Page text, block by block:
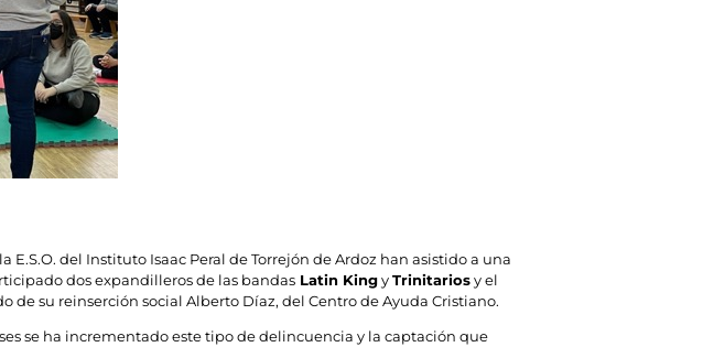
E.S.O. del Instituto Isaac Peral de Torrejón de Ardoz han asistido a una
dos expandilleros de las bandas Latin KingyTrinitariosy el
de su reinserción social Alberto Díaz, del Centro de Ayuda Cristiano.
se ha incrementado este tipo de delincuencia y la captación que